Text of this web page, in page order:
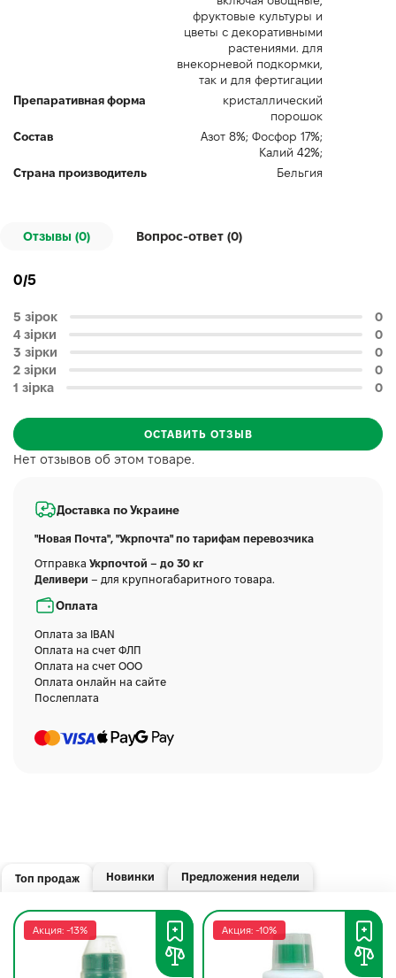
фруктовые культуры и
цветы с декоративными
растениями. для
внекорневой подкормки,
так и для фертигации
Препаративная форма
кристаллический
порошок
Состав
Азот 8%; Фосфор 17%;
Калий 42%;
Страна производитель
Бельгия
Отзывы (0) Вопрос-ответ (0)
Нет отзывов об этом товаре.
0/5
5 зірок
0
4 зірки
0
3 зірки
0
2 зірки
0
1 зірка
0
ОСТАВИТЬ ОТЗЫВ
Доставка по Украине
"Новая Почта", "Укрпочта" по тарифам перевозчика
Отправка Укрпочтой – до 30 кг
Деливери – для крупногабаритного товара.
Оплата
Оплата за IBAN
Оплата на счет ФЛП
Оплата на счет ООО
Оплата онлайн на сайте
Послеплата
Топ продаж Новинки Предложения недели
Акция: -13% Акция: -10%